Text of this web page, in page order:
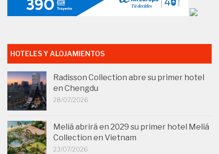
HOTELES Y ALOJAMIENTOS
Radisson Collection abre su primer hotel
en Chengdu
28/07/2026
Meliá abrirá en 2029 su primer hotel Meliá
Collection en Vietnam
23/07/2026